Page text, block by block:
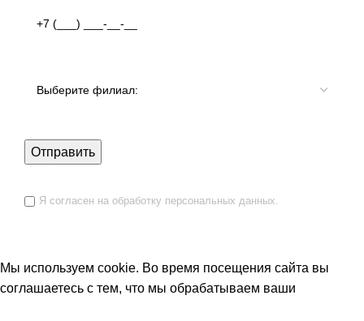
Я согласен на обработку персональных данных.
Мы используем cookie. Во время посещения сайта вы
соглашаетесь с тем, что мы обрабатываем ваши